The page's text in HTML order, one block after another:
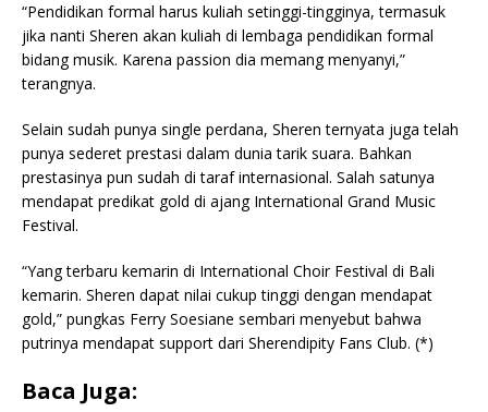
“Pendidikan formal harus kuliah setinggi-tingginya, termasuk
jika nanti Sheren akan kuliah di lembaga pendidikan formal
bidang musik. Karena passion dia memang menyanyi,”
terangnya.
Selain sudah punya single perdana, Sheren ternyata juga telah
punya sederet prestasi dalam dunia tarik suara. Bahkan
prestasinya pun sudah di taraf internasional. Salah satunya
mendapat predikat gold di ajang International Grand Music
Festival.
“Yang terbaru kemarin di International Choir Festival di Bali
kemarin. Sheren dapat nilai cukup tinggi dengan mendapat
gold,” pungkas Ferry Soesiane sembari menyebut bahwa
putrinya mendapat support dari Sherendipity Fans Club. (*)
Baca Juga: